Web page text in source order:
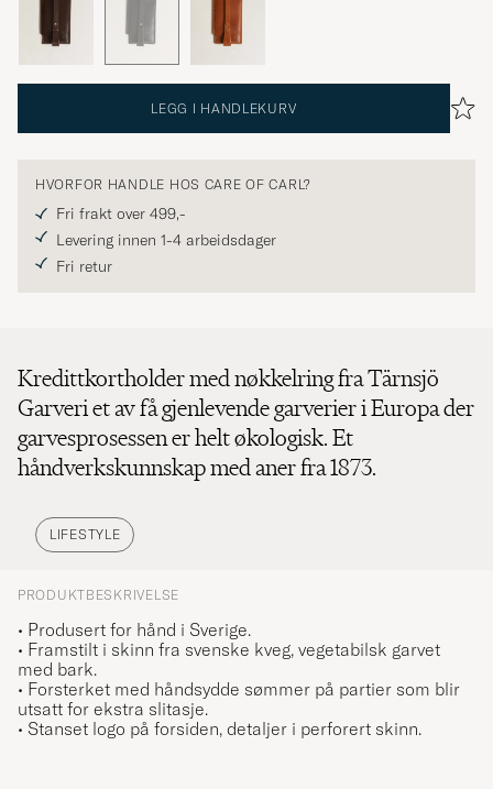
LEGG I HANDLEKURV
HVORFOR HANDLE HOS CARE OF CARL?
Fri frakt over 499,-
Levering innen 1-4 arbeidsdager
Fri retur
Kredittkortholder med nøkkelring fra Tärnsjö
Garveri et av få gjenlevende garverier i Europa der
garvesprosessen er helt økologisk. Et
håndverkskunnskap med aner fra 1873.
LIFESTYLE
PRODUKTBESKRIVELSE
• Produsert for hånd i Sverige.
• Framstilt i skinn fra svenske kveg, vegetabilsk garvet
med bark.
• Forsterket med håndsydde sømmer på partier som blir
utsatt for ekstra slitasje.
• Stanset logo på forsiden, detaljer i perforert skinn.